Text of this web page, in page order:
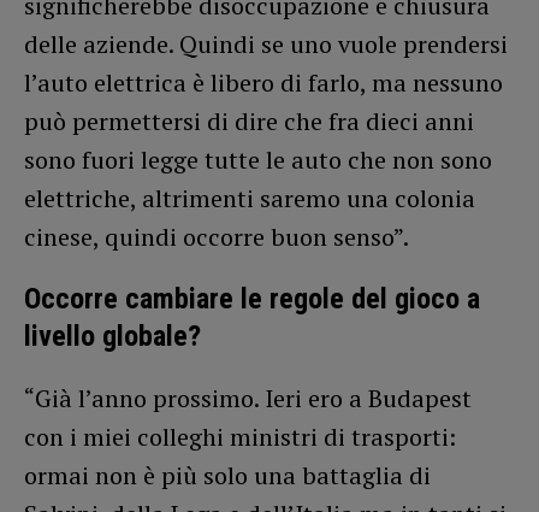
delle aziende. Quindi se uno vuole prendersi
l’auto elettrica è libero di farlo, ma nessuno
può permettersi di dire che fra dieci anni
sono fuori legge tutte le auto che non sono
elettriche, altrimenti saremo una colonia
cinese, quindi occorre buon senso”.
Occorre cambiare le regole del gioco a
livello globale?
“Già l’anno prossimo. Ieri ero a Budapest
con i miei colleghi ministri di trasporti:
ormai non è più solo una battaglia di